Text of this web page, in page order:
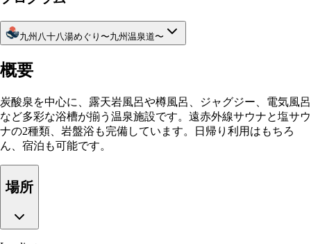
九州八十八湯めぐり〜九州温泉道〜
概要
炭酸泉を中心に、露天岩風呂や樽風呂、ジャグジー、電気風呂
など多彩な浴槽が揃う温泉施設です。遠赤外線サウナと塩サウ
ナの2種類、岩盤浴も完備しています。日帰り利用はもちろ
ん、宿泊も可能です。
場所